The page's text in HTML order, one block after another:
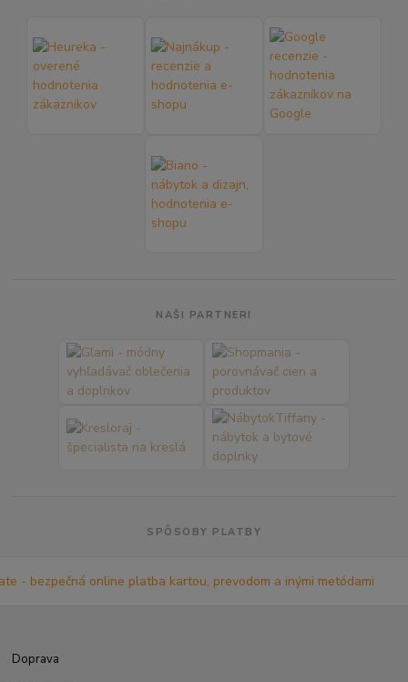
NAŠI PARTNERI
SPÔSOBY PLATBY
Doprava